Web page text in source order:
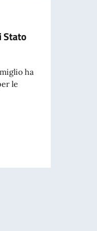
del disastro di Marcinelle
Stato
ha
le
al Segretario di Stato